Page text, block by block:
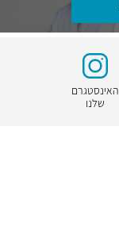
האינסטגרם
שלנו